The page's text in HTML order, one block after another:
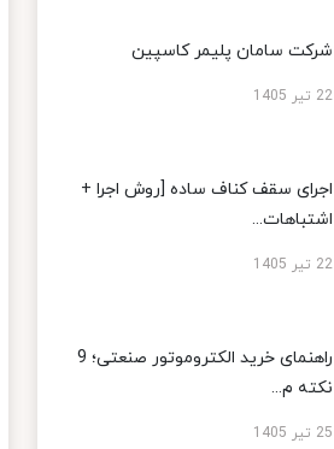
شرکت سامان پلیمر کاسپین
22 تیر 1405
اجرای سقف کناف ساده [روش اجرا +
اشتباهات...
22 تیر 1405
راهنمای خرید الکتروموتور صنعتی؛ 9
نکته م...
25 تیر 1405